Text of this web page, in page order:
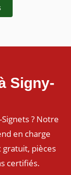
Signy-
? Notre
en charge
pièces
certifiés.